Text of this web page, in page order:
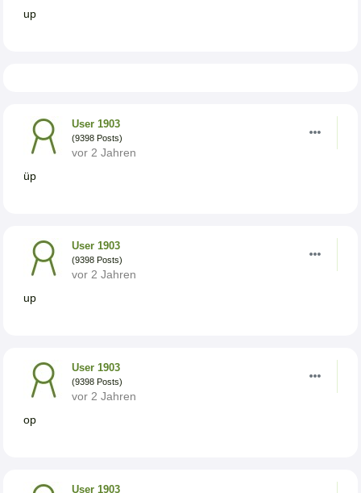
up
User 1903
(9398 Posts)
vor 2 Jahren
üp
User 1903
(9398 Posts)
vor 2 Jahren
up
User 1903
(9398 Posts)
vor 2 Jahren
op
User 1903